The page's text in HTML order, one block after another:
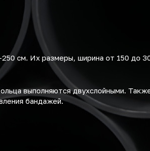
см. Их размеры, ширина от 150 до
выполняются двухслойными.
бандажей.